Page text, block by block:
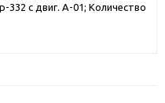
с двиг. А-01; Количество